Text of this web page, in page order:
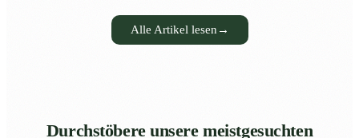
Alle Artikel lesen →
Durchstöbere unsere meistgesuchten